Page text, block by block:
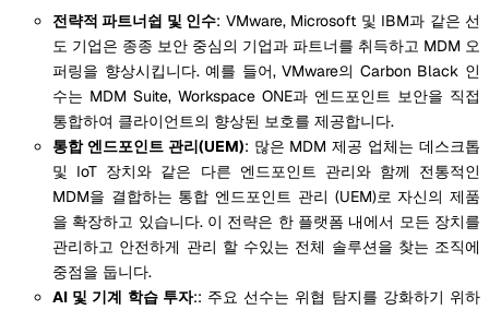
전략적 파트너쉽 및 인수: VMware, Microsoft 및 IBM과 같은 선
도 기업은 종종 보안 중심의 기업과 파트너를 취득하고 MDM 오
퍼링을 향상시킵니다. 예를 들어, VMware의 Carbon Black 인
수는 MDM Suite, Workspace ONE과 엔드포인트 보안을 직접
통합하여 클라이언트의 향상된 보호를 제공합니다.
통합 엔드포인트 관리(UEM): 많은 MDM 제공 업체는 데스크톱
및 IoT 장치와 같은 다른 엔드포인트 관리와 함께 전통적인
MDM을 결합하는 통합 엔드포인트 관리 (UEM)로 자신의 제품
을 확장하고 있습니다. 이 전략은 한 플랫폼 내에서 모든 장치를
관리하고 안전하게 관리 할 수있는 전체 솔루션을 찾는 조직에
중점을 둡니다.
AI 및 기계 학습 투자:: 주요 선수는 위협 탐지를 강화하기 위하